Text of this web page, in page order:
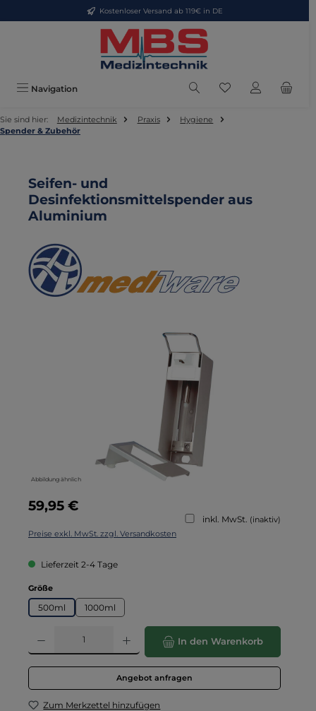
Zum Hauptinhalt springenKostenloser Versand ab 119€ in DE
Navigation Du hast 0
Sie sind hier: Medizintechnik Praxis
Hygiene
Spender & Zubehör
Seifen- und
Desinfektionsmittelspender aus
Aluminium
Abbildung ähnlich
Regulärer Preis:
59,95 €
inkl. MwSt. (inaktiv)
Preise exkl. MwSt. zzgl. Versandkosten
Lieferzeit 2-4 Tage
Größeauswählen
500ml 1000ml
Produkt Anzahl: Gib den gewünschten Wert ein oder benutze die
In den Warenkorb
Angebot anfragen
Zum Merkzettel hinzufügen